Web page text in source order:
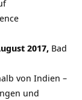
2017, Bad
von Indien –
und